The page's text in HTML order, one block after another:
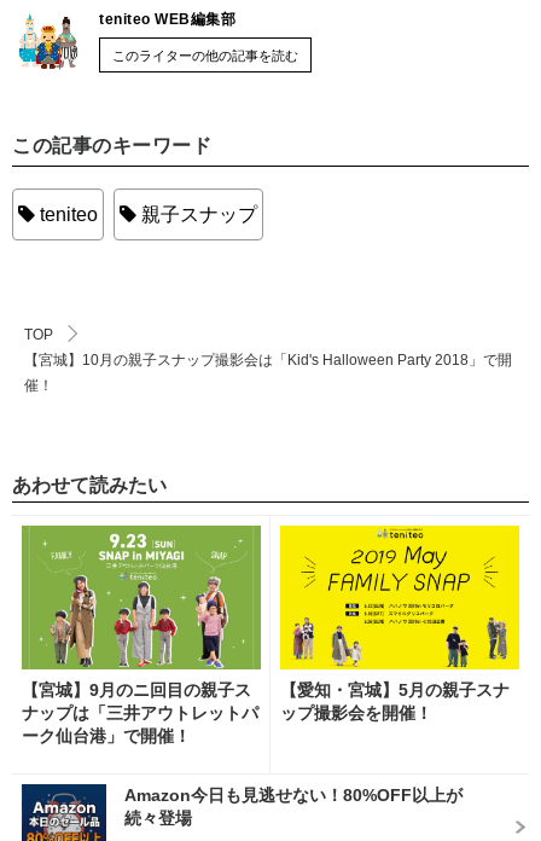
teniteo WEB編集部
このライターの他の記事を読む
この記事のキーワード
teniteo 親子スナップ
TOP
【宮城】10月の親子スナップ撮影会は「Kid's Halloween Party 2018」で開
催！
あわせて読みたい
【宮城】9月のニ回目の親子ス
ナップは「三井アウトレットパ
ーク仙台港」で開催！
【愛知・宮城】5月の親子スナ
ップ撮影会を開催！
Amazon今日も見逃せない！80%OFF以上が
続々登場